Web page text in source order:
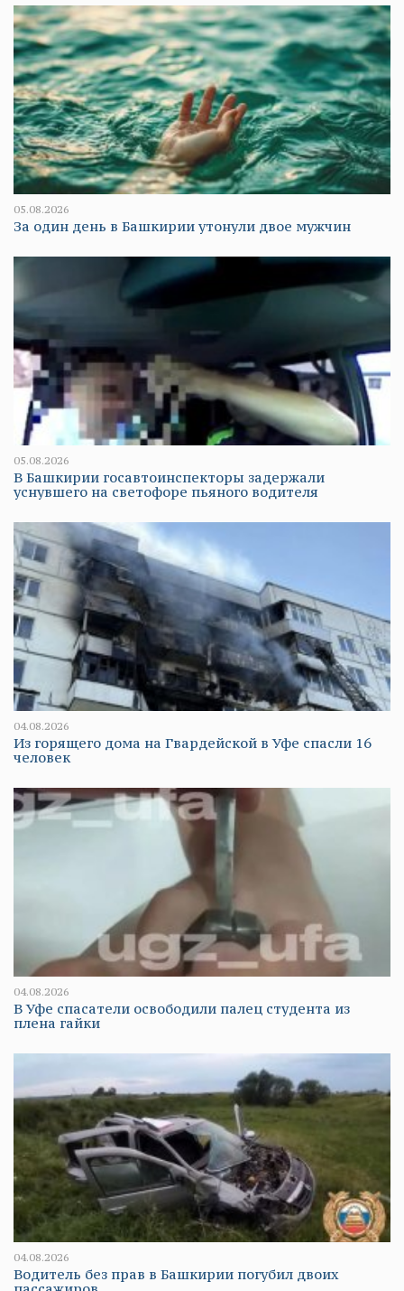
05.08.2026
За один день в Башкирии утонули двое мужчин
05.08.2026
В Башкирии госавтоинспекторы задержали
уснувшего на светофоре пьяного водителя
04.08.2026
Из горящего дома на Гвардейской в Уфе спасли 16
человек
04.08.2026
В Уфе спасатели освободили палец студента из
плена гайки
04.08.2026
Водитель без прав в Башкирии погубил двоих